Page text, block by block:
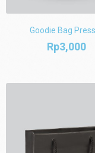
Goodie Bag
Rp3,000